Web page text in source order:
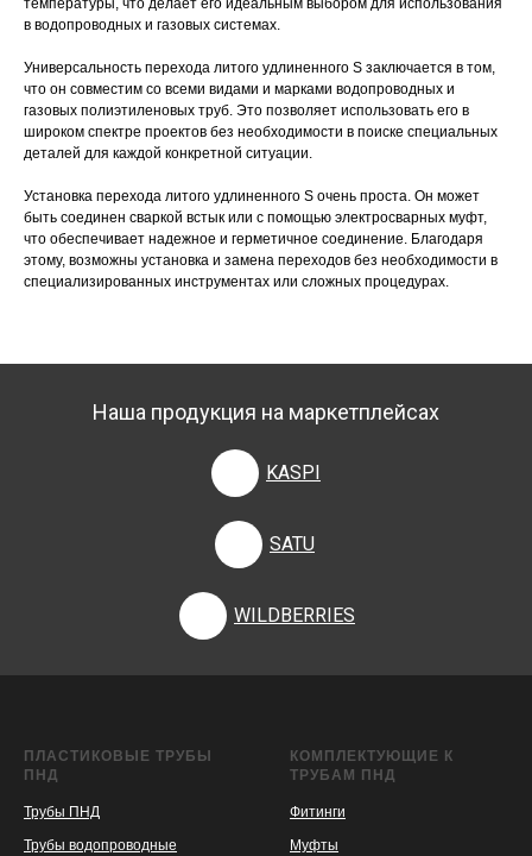
температуры, что делает его идеальным выбором для использования
в водопроводных и газовых системах.
Универсальность перехода литого удлиненного S заключается в том,
что он совместим со всеми видами и марками водопроводных и
газовых полиэтиленовых труб. Это позволяет использовать его в
широком спектре проектов без необходимости в поиске специальных
деталей для каждой конкретной ситуации.
Установка перехода литого удлиненного S очень проста. Он может
быть соединен сваркой встык или с помощью электросварных муфт,
что обеспечивает надежное и герметичное соединение. Благодаря
этому, возможны установка и замена переходов без необходимости в
специализированных инструментах или сложных процедурах.
Наша продукция на маркетплейсах
KASPI
SATU
WILDBERRIES
ПЛАСТИКОВЫЕ ТРУБЫ
ПНД
Трубы ПНД
Трубы водопроводные
КОМПЛЕКТУЮЩИЕ К
ТРУБАМ ПНД
Фитинги
Муфты